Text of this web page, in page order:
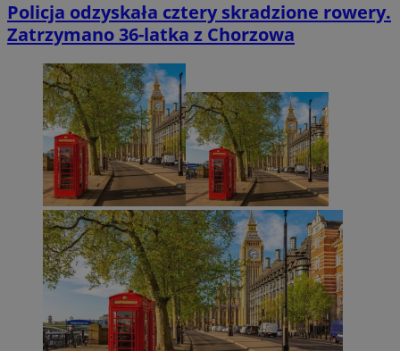
Policja odzyskała cztery skradzione rowery.
Zatrzymano 36-latka z Chorzowa